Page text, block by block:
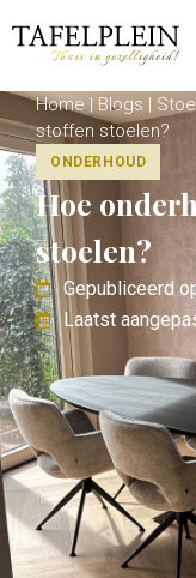
Home| Blogs |
stoffen stoelen?
ONDERHOUD
Hoe
stoelen?
Gepubliceerd
Laatst